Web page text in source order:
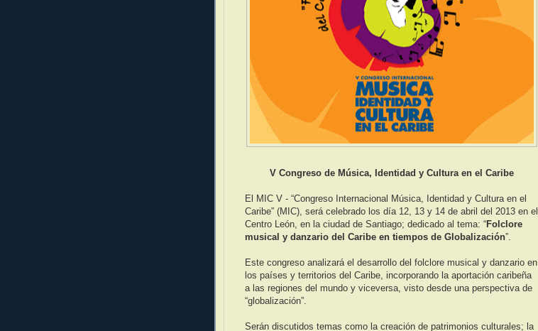
V Congreso de Música, Identidad y Cultura en el Caribe
El MIC V - “Congreso Internacional Música, Identidad y Cultura en el
Caribe” (MIC), será celebrado los día 12, 13 y 14 de abril del 2013 en el
Centro León, en la ciudad de Santiago; dedicado al tema: “Folclore
musical y danzario del Caribe en tiempos de Globalización”.
Este congreso analizará el desarrollo del folclore musical y danzario en
los países y territorios del Caribe, incorporando la aportación caribeña
a las regiones del mundo y viceversa, visto desde una perspectiva de
“globalización”.
Serán discutidos temas como la creación de patrimonios culturales; la